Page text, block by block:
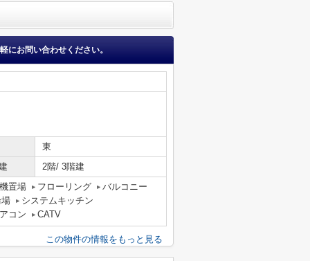
にお問い合わせください。
東
2階/ 3階建
置場 フローリング
バルコニー
システムキッチン
コン CATV
この物件の情報をもっと見る